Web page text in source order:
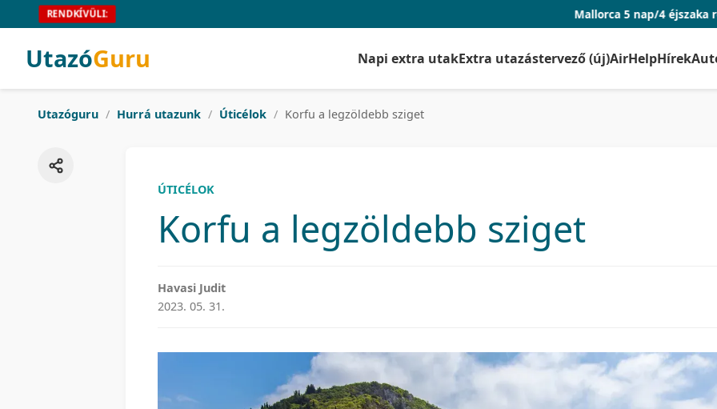
RENDKÍVÜLI: Mallorca 5 nap/4 éjszaka repjeggyel és
UtazóGuru Napi extra utakExtra utazástervező (új)AirHelpHírek
Utazóguru / Hurrá utazunk / Úticélok / Korfu a legzöldebb sziget
ÚTICÉLOK
Korfu a legzöldebb sziget
Havasi Judit
2023. 05. 31.